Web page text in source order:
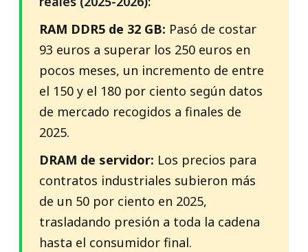
RAM DDR5 de 32 GB: Pasó de costar
93 euros a superar los 250 euros en
pocos meses, un incremento de entre
el 150 y el 180 por ciento según datos
de mercado recogidos a finales de
2025.
DRAM de servidor: Los precios para
contratos industriales subieron más
de un 50 por ciento en 2025,
trasladando presión a toda la cadena
hasta el consumidor final.